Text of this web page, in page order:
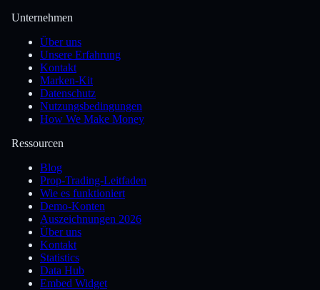
Unternehmen
Über uns
Unsere Erfahrung
Kontakt
Marken-Kit
Datenschutz
Nutzungsbedingungen
How We Make Money
Ressourcen
Blog
Prop-Trading-Leitfaden
Wie es funktioniert
Demo-Konten
Auszeichnungen 2026
Über uns
Kontakt
Statistics
Data Hub
Embed Widget